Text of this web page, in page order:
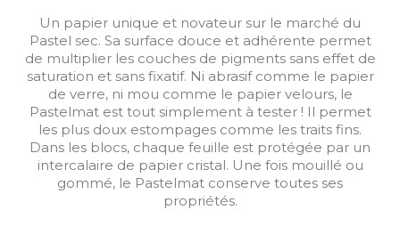
Un papier unique et novateur sur le marché du
Pastel sec. Sa surface douce et adhérente permet
de multiplier les couches de pigments sans effet de
saturation et sans fixatif. Ni abrasif comme le papier
de verre, ni mou comme le papier velours, le
Pastelmat est tout simplement à tester ! Il permet
les plus doux estompages comme les traits fins.
Dans les blocs, chaque feuille est protégée par un
intercalaire de papier cristal. Une fois mouillé ou
gommé, le Pastelmat conserve toutes ses
propriétés.